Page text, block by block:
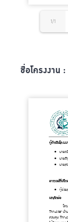
1/1
ชื่อโครงงาน :